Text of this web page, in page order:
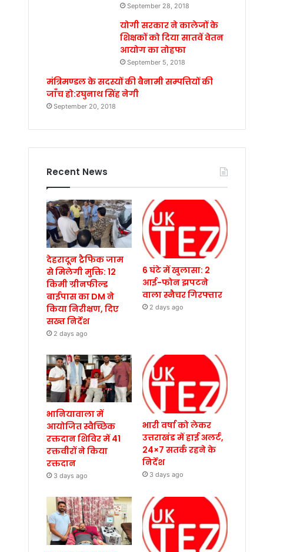
September 28, 2018
योगी सरकार ने कालेजों के
शिक्षकों को दिया सातवें वेतन
आयोग का तोहफा
September 5, 2018
मंत्रिमण्डल के सदस्यों की बैनामी सम्पत्तियों की
जाँच हो:रघुनाथ सिंह नेगी
September 20, 2018
Recent News
देहरादून ट्रैफिक जाम
से मिलेगी मुक्ति: 12
किमी ग्रीनफील्ड
बाईपास का DM ने
किया निरीक्षण, दिए
सख्त निर्देश
2 days ago
6 घंटे में खुलासा: 2
आई-फोन झपटने
वाला स्नैचर गिरफ्तार
2 days ago
भानियावाला में
आयोजित स्वैच्छिक
रक्तदान शिविर में 41
रक्तवीरों ने किया
रक्तदान
3 days ago
भारी वर्षा को लेकर
उत्तराखंड में हाई अलर्ट,
24×7 सतर्क रहने के
निर्देश
3 days ago